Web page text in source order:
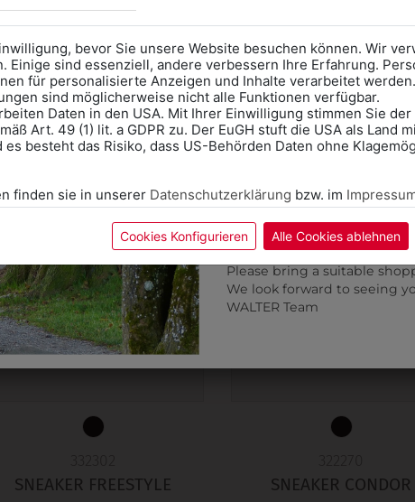
HERRENHOSE RF BASIC
€ 79,90
€ 22,90
SNEAKER FREESTYLE
SNEAKER CONDOR
bevor Sie unsere Website besuchen können. Wir
Einige sind essenziell, andere verbessern Ihre Erfahrung.
für personalisierte Anzeigen und Inhalte verarbeitet
sind möglicherweise nicht alle Funktionen verfügbar.
Daten in den USA. Mit Ihrer Einwilligung stimmen Sie
Art. 49 (1) lit. a GDPR zu. Der EuGH stuft die USA als Land
es besteht das Risiko, dass US-Behörden Daten ohne
finden sie in unserer Datenschutzerklärung bzw. im
Cookies Konfigurieren Alle Cookies ablehnen
AnprobeVorort im
das Kalendersymbol.
Ohne Termin kann es zu
Bitte nehmen Sie eine
für Ihren Einkauf mit.
Wir freuen uns - Das
correct school.
calendar icon.
Without an appointment,
Please bring a suitable
We look forward to seeing
WALTER Team